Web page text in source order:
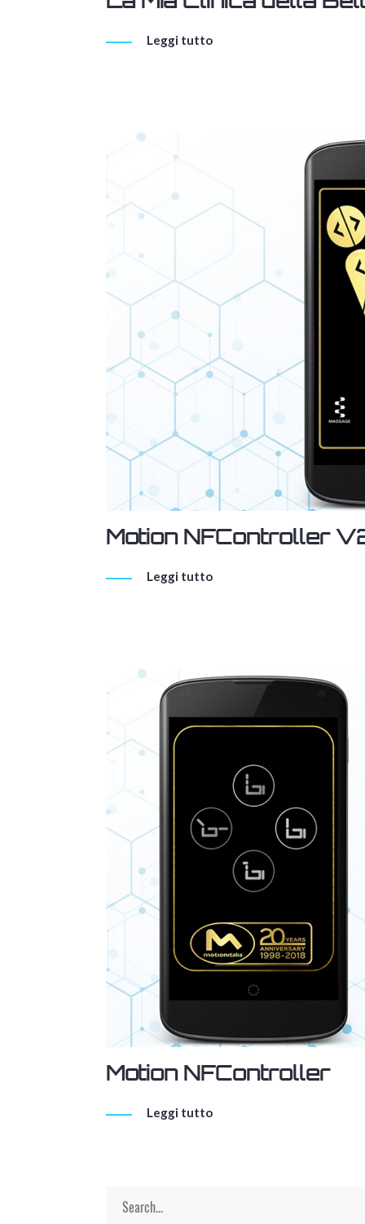
Leggi tutto
Motion NFController
Leggi tutto
Motion NFController
Leggi tutto